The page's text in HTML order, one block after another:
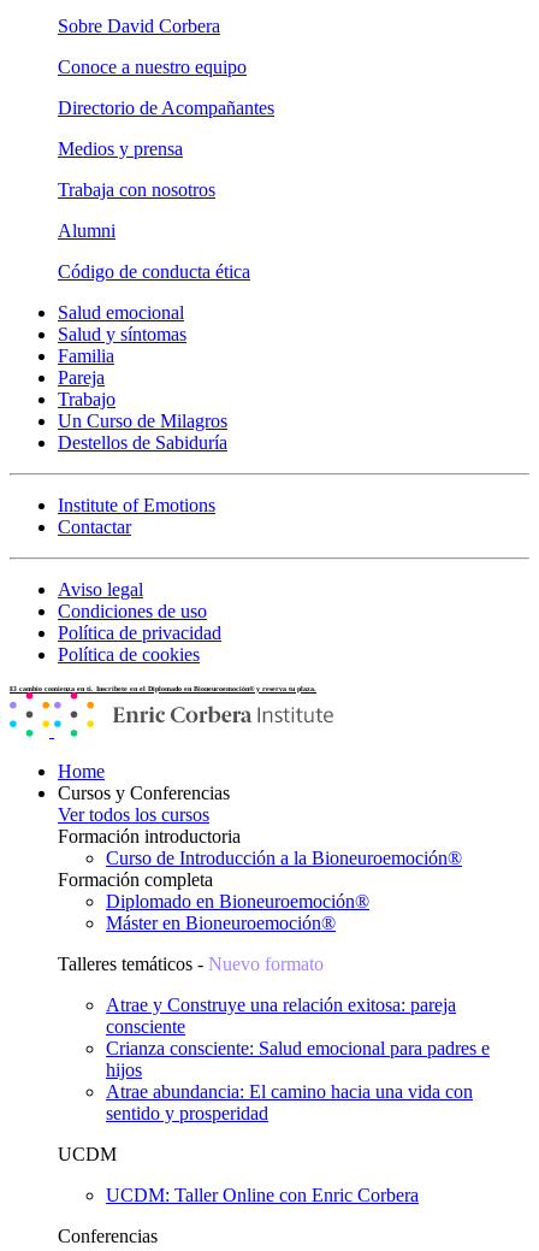
Sobre David Corbera
Conoce a nuestro equipo
Directorio de Acompañantes
Medios y prensa
Trabaja con nosotros
Alumni
Código de conducta ética
Salud emocional
Salud y síntomas
Familia
Pareja
Trabajo
Un Curso de Milagros
Destellos de Sabiduría
Institute of Emotions
Contactar
Aviso legal
Condiciones de uso
Política de privacidad
Política de cookies
El cambio comienza en ti. Inscríbete en el Diplomado en Bioneuroemoción® y reserva tu plaza.
Home
Cursos y Conferencias
Ver todos los cursos
Formación introductoria
Curso de Introducción a la Bioneuroemoción®
Formación completa
Diplomado en Bioneuroemoción®
Máster en Bioneuroemoción®
Talleres temáticos - Nuevo formato
Atrae y Construye una relación exitosa: pareja
consciente
Crianza consciente: Salud emocional para padres e
hijos
Atrae abundancia: El camino hacia una vida con
sentido y prosperidad
UCDM
UCDM: Taller Online con Enric Corbera
Conferencias